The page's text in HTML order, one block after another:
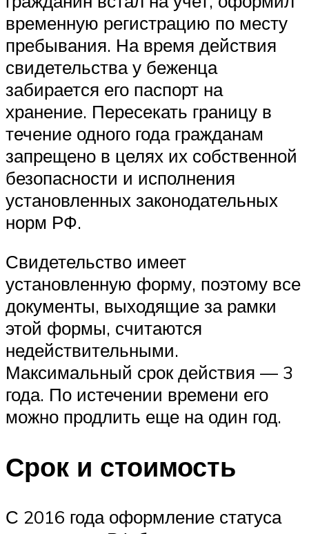
временную регистрацию по месту
пребывания. На время действия
свидетельства у беженца
забирается его паспорт на
хранение. Пересекать границу в
течение одного года гражданам
запрещено в целях их собственной
безопасности и исполнения
установленных законодательных
норм РФ.
Свидетельство имеет
установленную форму, поэтому все
документы, выходящие за рамки
этой формы, считаются
недействительными.
Максимальный срок действия — 3
года. По истечении времени его
можно продлить еще на один год.
Срок и стоимость
С 2016 года оформление статуса